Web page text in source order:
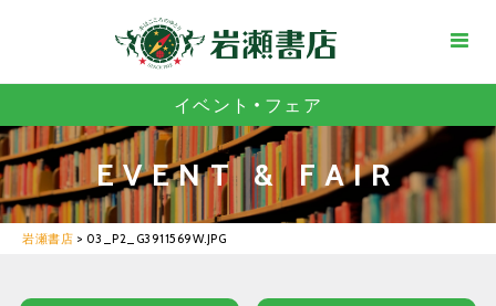
イベント・フェア
EVENT & FAIR
岩瀬書店 > 03_P2_G3911569W.JPG